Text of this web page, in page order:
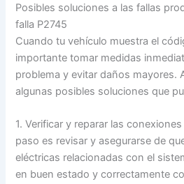
Posibles soluciones a las fallas
falla P2745
Cuando tu vehículo muestra el
importante tomar medidas
problema y evitar daños mayores.
algunas posibles soluciones que
1. Verificar y reparar las
paso es revisar y asegurarse de
eléctricas relacionadas con el
en buen estado y correctamente